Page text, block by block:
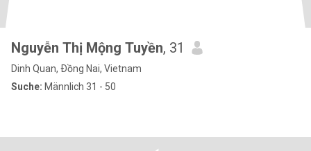
Nguyễn Thị Mộng Tuyền, 31
Dinh Quan, Ðồng Nai, Vietnam
Suche: Männlich 31 - 50